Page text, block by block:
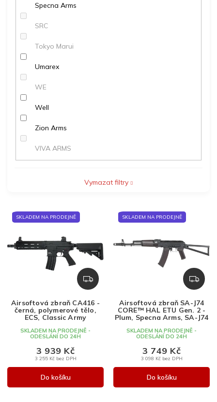
Specna Arms
SRC
Tokyo Marui
Umarex
WE
Well
Zion Arms
VIVA ARMS
Vymazat filtry
V
i
u
SKLADEM NA PRODEJNĚ
Z
D
R
Airsoftová zbraň CA416 -
černá, polymerové tělo,
ECS, Classic Army
SKLADEM NA PRODEJNĚ -
ODESLÁNÍ DO 24H
3 255 Kč bez DPH
3 939 Kč
Do košíku
SKLADEM NA PRODEJNĚ
Z
D
R
M
Airsoftová zbraň SA-J74
CORE™ HAL ETU Gen. 2 -
Plum, Specna Arms, SA-J74
SKLADEM NA PRODEJNĚ -
ODESLÁNÍ DO 24H
3 098 Kč bez DPH
3 749 Kč
Do košíku